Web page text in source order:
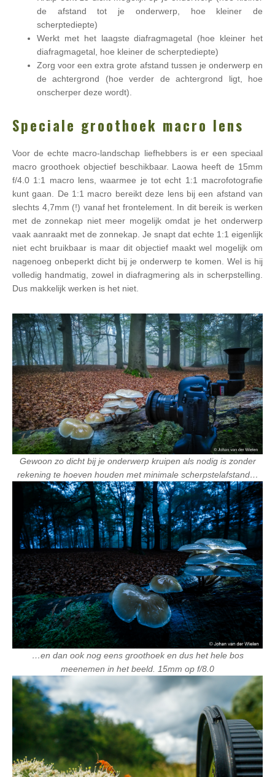
de afstand tot je onderwerp, hoe kleiner de
scherptediepte)
Werkt met het laagste diafragmagetal (hoe kleiner het
diafragmagetal, hoe kleiner de scherptediepte)
Zorg voor een extra grote afstand tussen je onderwerp en
de achtergrond (hoe verder de achtergrond ligt, hoe
onscherper deze wordt).
Speciale groothoek macro lens
Voor de echte macro-landschap liefhebbers is er een speciaal
macro groothoek objectief beschikbaar. Laowa heeft de 15mm
f/4.0 1:1 macro lens, waarmee je tot echt 1:1 macrofotografie
kunt gaan. De 1:1 macro bereikt deze lens bij een afstand van
slechts 4,7mm (!) vanaf het frontelement. In dit bereik is werken
met de zonnekap niet meer mogelijk omdat je het onderwerp
vaak aanraakt met de zonnekap. Je snapt dat echte 1:1 eigenlijk
niet echt bruikbaar is maar dit objectief maakt wel mogelijk om
nagenoeg onbeperkt dicht bij je onderwerp te komen. Wel is hij
volledig handmatig, zowel in diafragmering als in scherpstelling.
Dus makkelijk werken is het niet.
Gewoon zo dicht bij je onderwerp kruipen als nodig is zonder
rekening te hoeven houden met minimale scherpstelafstand…
…en dan ook nog eens groothoek en dus het hele bos
meenemen in het beeld. 15mm op f/8.0